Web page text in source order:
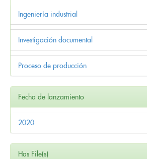
Ingeniería industrial
Investigación documental
Proceso de producción
Fecha de lanzamiento
2020
Has File(s)